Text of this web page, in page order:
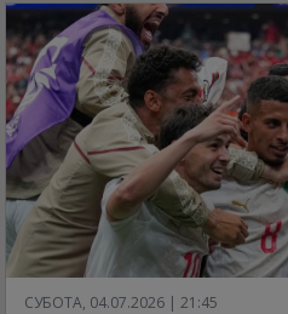
СУБОТА, 04.07.2026 | 21:45